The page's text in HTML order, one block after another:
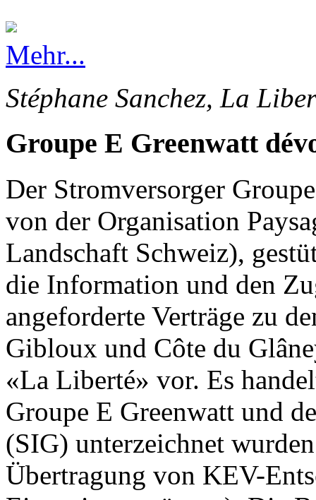
Mehr...
Stéphane Sanchez, La
Groupe E Greenwatt
Der Stromversorger
von der Organisation
Landschaft Schweiz),
die Information und den
angeforderte Verträge zu
Gibloux und Côte du
«La Liberté» vor. Es
Groupe E Greenwatt und
(SIG) unterzeichnet
Übertragung von KEV-